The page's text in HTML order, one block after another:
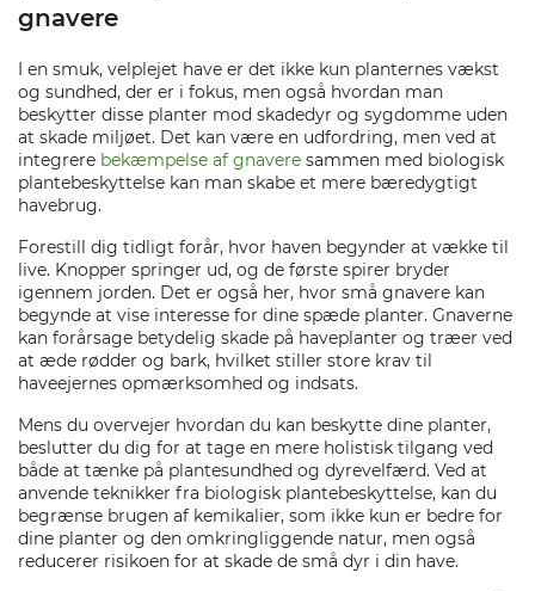
gnavere
I en smuk, velplejet have er det ikke kun planternes vækst
og sundhed, der er i fokus, men også hvordan man
beskytter disse planter mod skadedyr og sygdomme uden
at skade miljøet. Det kan være en udfordring, men ved at
integrere bekæmpelse af gnavere sammen med biologisk
plantebeskyttelse kan man skabe et mere bæredygtigt
havebrug.
Forestill dig tidligt forår, hvor haven begynder at vække til
live. Knopper springer ud, og de første spirer bryder
igennem jorden. Det er også her, hvor små gnavere kan
begynde at vise interesse for dine spæde planter. Gnaverne
kan forårsage betydelig skade på haveplanter og træer ved
at æde rødder og bark, hvilket stiller store krav til
haveejernes opmærksomhed og indsats.
Mens du overvejer hvordan du kan beskytte dine planter,
beslutter du dig for at tage en mere holistisk tilgang ved
både at tænke på plantesundhed og dyrevelfærd. Ved at
anvende teknikker fra biologisk plantebeskyttelse, kan du
begrænse brugen af kemikalier, som ikke kun er bedre for
dine planter og den omkringliggende natur, men også
reducerer risikoen for at skade de små dyr i din have.